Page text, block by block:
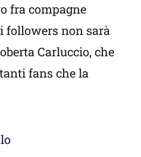
fra compagne
followers non sarà
Carluccio, che
fans che la